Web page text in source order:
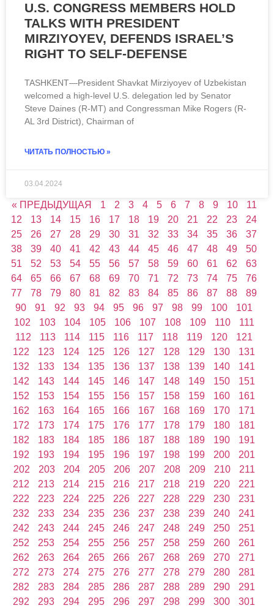
U.S. CONGRESS MEMBERS HOLD
TALKS WITH PRESIDENT
MIRZIYOYEV, DEFENDS ISRAEL’S
RIGHT TO SELF-DEFENSE
TASHKENT—President Shavkat Mirziyoyev of Uzbekistan
welcomed a high-level U.S. delegation led by Senator
Steve Daines (R-MT) and Congressman Mike Rogers (R-
AL 3rd District), Chairman of
ЧИТАТЬ ПОЛНОСТЬЮ »
03.04.2024
« ПРЕДЫДУЩАЯ 1 2 3 4 5 6 7 8 9 10
11
12
13 14 15 16 17 18 19 20 21 22 23
24
25
26 27 28 29 30 31 32 33 34 35 36
37
38
39 40 41 42 43 44 45 46 47 48 49
50
51
52 53 54 55 56 57 58 59 60 61 62
63
64
65 66 67 68 69 70 71 72 73 74 75
76
77
78 79 80 81 82 83 84 85 86 87 88
89
90
91 92 93 94 95 96 97 98 99 100
101
102
103 104 105 106 107 108 109 110
111
112
113 114 115 116 117 118 119 120
121
122
123 124 125 126 127 128 129 130
131
132
133 134 135 136 137 138 139 140
141
142
143 144 145 146 147 148 149 150
151
152
153 154 155 156 157 158 159 160
161
162
163 164 165 166 167 168 169 170
171
172
173 174 175 176 177 178 179 180
181
182
183 184 185 186 187 188 189 190
191
192
193 194 195 196 197 198 199 200
201
202
203 204 205 206 207 208 209 210
211
212
213 214 215 216 217 218 219 220
221
222
223 224 225 226 227 228 229 230
231
232
233 234 235 236 237 238 239 240
241
242
243 244 245 246 247 248 249 250
251
252
253 254 255 256 257 258 259 260
261
262
263 264 265 266 267 268 269 270
271
272
273 274 275 276 277 278 279 280
281
282
283 284 285 286 287 288 289 290
291
292
293 294 295 296 297 298 299 300 301